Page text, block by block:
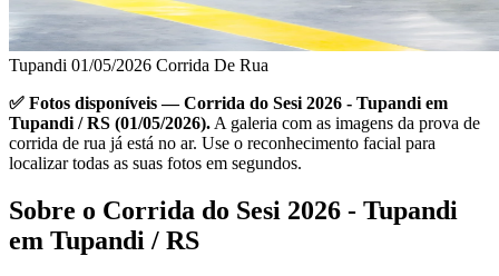
Tupandi 01/05/2026 Corrida De Rua
✅ Fotos disponíveis — Corrida do Sesi 2026 - Tupandi em
Tupandi / RS (01/05/2026). A galeria com as imagens da prova de
corrida de rua já está no ar. Use o reconhecimento facial para
localizar todas as suas fotos em segundos.
Sobre o Corrida do Sesi 2026 - Tupandi
em Tupandi / RS